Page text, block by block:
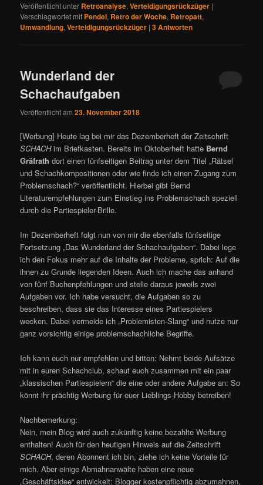
Veröffentlicht unter Retroanalyse,Verteidigungsrückzüger |
Verschlagwortet mit Pendel, Retro der Woche, Retropatt,
Umwandlung,Verteidigungsrückzüger |3Antworten
Wunderland der
Schachaufgaben
Veröffentlicht am23. November 2018
[Werbung] Heute lag bei mir das Dezemberheft der Zeitschrift
SCHACHim Briefkasten. Bereits im Oktoberheft hatte Bernd
Gräfrath dort einen fünfseitigen Beitrag unter dem Titel „Rätsel
und Schachkompositionen oder wie finde ich einen Zugang zum
Problemschach?“ veröffentlicht. Hierbei gibt Bernd
Literaturempfehlungen zum Einstieg ins Problemschach speziell
durch die Partiespieler-Brille.
Im Dezemberheft folgt nun von mir die ebenfalls fünfseitige
Fortsetzung „Das Wunderland der Schachaufgaben“. Dabei lege
ich den Fokus mehr auf die Inhalte der Probleme, sprich: Auf die
ihnen zu Grunde liegenden Ideen. Auch ich mache das anhand
von fünf Buchenpfehlungen und stelle daraus jeweils zwei
Aufgaben vor. Ich habe versucht, die Aufgaben so zu
beschreiben, dass sie das Interesse eines Partiespielers
wecken. Dabei vermeide ich „Problemisten-Slang“ und nutze nur
ganz vorsichtig einige problemschachliche Begriffe.
Ich kann euch nur empfehlen und bitten: Nehmt beide Aufsätze
mit in euren Schachclub, schaut euch zusammen mit ein paar
„klassischen Partiespielern“ die eine oder andere Aufgabe an: So
könnt ihr prächtig Werbung für euer Lieblings-Hobby betreiben!
Nachbemerkung:
Nein, mein Blog wird auch zukünftig keine bezahlte Werbung
enthalten! Auch für den heutigen Hinweis auf die Zeitschrift
SCHACH, deren Abonnent ich bin, ziehe ich keine Vorteile für
mich. Aber einige Abmahnanwälte haben eine neue
„Geschäftsidee“ entwickelt: Blogger kostenpflichtig abzumahnen,